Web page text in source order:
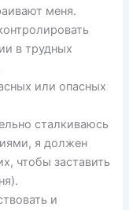
меня.
в трудных
или опасных
сталкиваюсь
я должен
чтобы заставить
и